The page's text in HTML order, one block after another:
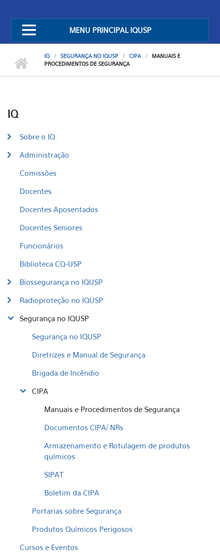
MENU PRINCIPAL IQUSP
IQ SEGURANÇA NO IQUSP CIPA
MANUAIS E
PROCEDIMENTOS DE SEGURANÇA
IQ
Sobre o IQ
Administração
Comissões
Docentes
Docentes Aposentados
Docentes Seniores
Funcionários
Biblioteca CQ-USP
Biossegurança no IQUSP
Radioproteção no IQUSP
Segurança no IQUSP
Segurança no IQUSP
Diretrizes e Manual de Segurança
Brigada de Incêndio
CIPA
Manuais e Procedimentos de Segurança
Documentos CIPA/ NRs
Armazenamento e Rotulagem de produtos
químicos
SIPAT
Boletim da CIPA
Portarias sobre Segurança
Produtos Químicos Perigosos
Cursos e Eventos